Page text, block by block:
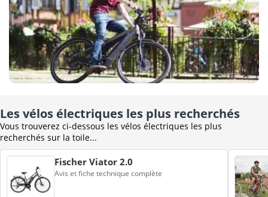
Les vélos électriques les plus recherchés
Vous trouverez ci-dessous les vélos électriques les plus
recherchés sur la toile...
Fischer Viator 2.0
Avis et fiche technique complète